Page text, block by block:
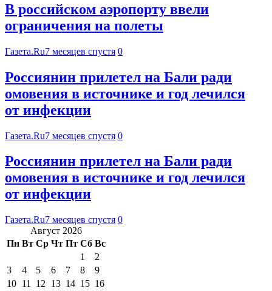
В российском аэропорту ввели
ограничения на полеты
Газета.Ru7 месяцев спустя 0
Россиянин прилетел на Бали ради
омовения в источнике и год лечился
от инфекции
Газета.Ru7 месяцев спустя 0
Россиянин прилетел на Бали ради
омовения в источнике и год лечился
от инфекции
Газета.Ru7 месяцев спустя 0
Август 2026
Пн Вт Ср Чт Пт Сб Вс
1
2
3
4 5 6 7 8
9
10 11 12 13 14 15 16